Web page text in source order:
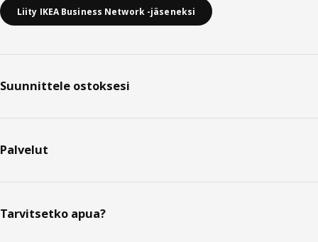
Liity IKEA Business Network -jäseneksi
Suunnittele ostoksesi
Palvelut
Tarvitsetko apua?